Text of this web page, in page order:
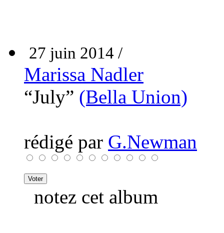
27 juin 2014 /
Marissa Nadler
“July” (Bella Union)
rédigé par G.Newman
notez cet album